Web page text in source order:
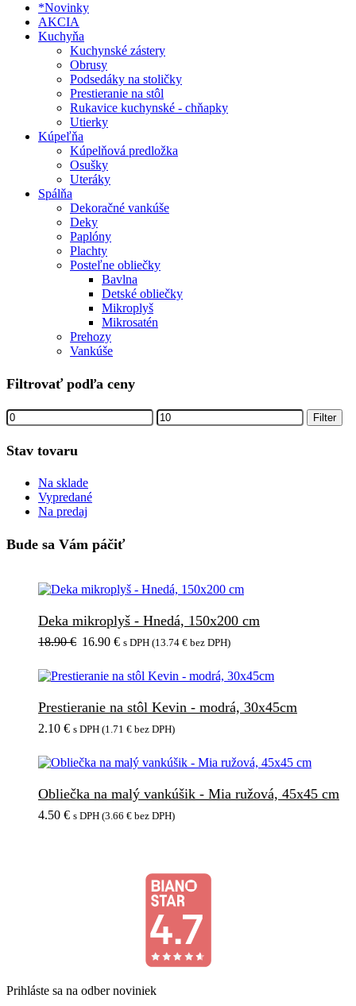
*Novinky
AKCIA
Kuchyňa
Kuchynské zástery
Obrusy
Podsedáky na stoličky
Prestieranie na stôl
Rukavice kuchynské - chňapky
Utierky
Kúpeľňa
Kúpelňová predložka
Osušky
Uteráky
Spálňa
Dekoračné vankúše
Deky
Paplóny
Plachty
Posteľne obliečky
Bavlna
Detské obliečky
Mikroplyš
Mikrosatén
Prehozy
Vankúše
Filtrovať podľa ceny
Minimálna
cena
Maximálna
cena
Filter
Stav tovaru
Na sklade
Vypredané
Na predaj
Bude sa Vám páčiť
Deka mikroplyš - Hnedá, 150x200 cm
18.90€ Pôvodná
bola:
16.90 €Aktuálna
je:
s DPH (13.74 € bez DPH)
Prestieranie na stôl Kevin - modrá, 30x45cm
2.10 € s DPH (1.71 € bez DPH)
Obliečka na malý vankúšik - Mia ružová, 45x45 cm
4.50 € s DPH (3.66 € bez DPH)
Prihláste sa na odber noviniek